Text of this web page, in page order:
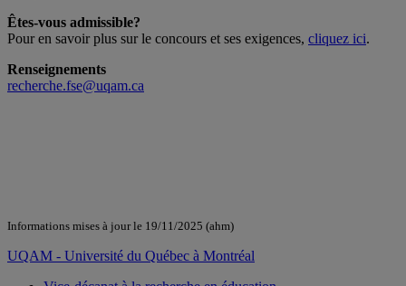
Êtes-vous admissible?
Pour en savoir plus sur le concours et ses exigences, cliquez ici.
Renseignements
recherche.fse@uqam.ca
Informations mises à jour le 19/11/2025 (ahm)
UQAM - Université du Québec à Montréal